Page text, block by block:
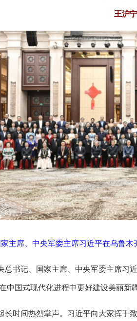
王沪
主席、中央军委主席习近平在乌鲁
总书记、国家主席、中央军委主席习
中国式现代化进程中更好建设美丽新疆
时间热烈掌声。习近平向大家挥手